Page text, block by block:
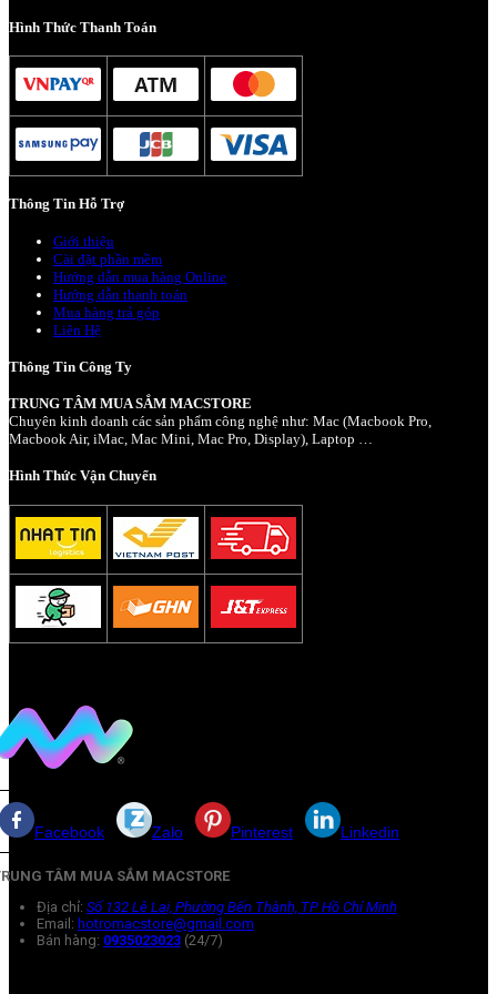
Hình Thức Thanh Toán
Thông Tin Hỗ Trợ
Giới thiệu
Cài đặt phần mềm
Hướng dẫn mua hàng Online
Hướng dẫn thanh toán
Mua hàng trả góp
Liên Hệ
Thông Tin Công Ty
TRUNG TÂM MUA SẮM MACSTORE
Chuyên kinh doanh các sản phẩm công nghệ như: Mac (Macbook Pro,
Macbook Air, iMac, Mac Mini, Mac Pro, Display), Laptop …
Hình Thức Vận Chuyển
Facebook Zalo Pinterest Linkedin
TÂM MUA SẮM MACSTORE
Địa chỉ: Số 132 Lê Lai, Phường Bến Thành, TP Hồ Chí Minh
Email: hotromacstore@gmail.com
Bán hàng: 0935023023 (24/7)